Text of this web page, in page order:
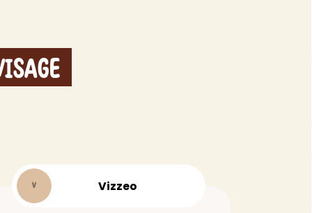
Soin cheveux
Couleur
V Vizzeo